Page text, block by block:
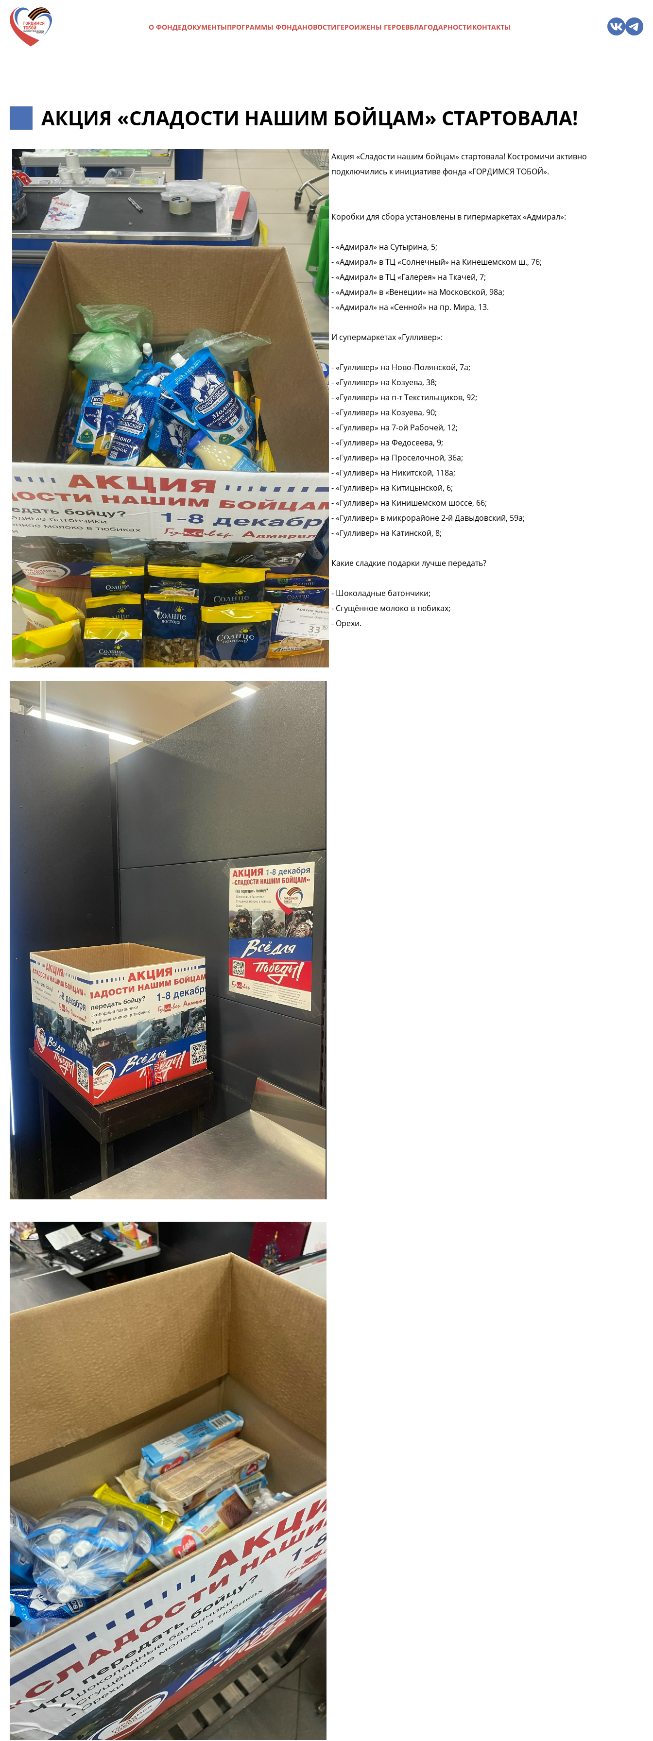
О ФОНДЕДОКУМЕНТЫПРОГРАММЫ ФОНДАНОВОСТИГЕРОИЖЕНЫ ГЕРОЕВБЛАГОДАРНОСТИКОНТАКТЫ
АКЦИЯ «СЛАДОСТИ НАШИМ БОЙЦАМ» СТАРТОВАЛА!
Акция «Сладости нашим бойцам» стартовала! Костромичи активно
подключились к инициативе фонда «ГОРДИМСЯ ТОБОЙ».
Коробки для сбора установлены в гипермаркетах «Адмирал»:
- «Адмирал» на Сутырина, 5;
- «Адмирал» в ТЦ «Солнечный» на Кинешемском ш., 76;
- «Адмирал» в ТЦ «Галерея» на Ткачей, 7;
- «Адмирал» в «Венеции» на Московской, 98а;
- «Адмирал» на «Сенной» на пр. Мира, 13.
И супермаркетах «Гулливер»:
- «Гулливер» на Ново-Полянской, 7а;
- «Гулливер» на Козуева, 38;
- «Гулливер» на п-т Текстильщиков, 92;
- «Гулливер» на Козуева, 90;
- «Гулливер» на 7-ой Рабочей, 12;
- «Гулливер» на Федосеева, 9;
- «Гулливер» на Проселочной, 36а;
- «Гулливер» на Никитской, 118а;
- «Гулливер» на Китицынской, 6;
- «Гулливер» на Кинишемском шоссе, 66;
- «Гулливер» в микрорайоне 2-й Давыдовский, 59а;
- «Гулливер» на Катинской, 8;
Какие сладкие подарки лучше передать?
- Шоколадные батончики;
- Сгущённое молоко в тюбиках;
- Орехи.